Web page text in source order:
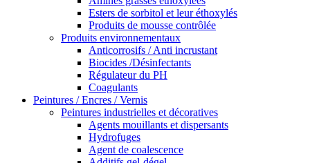
Esters de sorbitol et leur éthoxylés
Produits de mousse contrôlée
Produits environnementaux
Anticorrosifs / Anti incrustant
Biocides /Désinfectants
Régulateur du PH
Coagulants
Peintures / Encres / Vernis
Peintures industrielles et décoratives
Agents mouillants et dispersants
Hydrofuges
Agent de coalescence